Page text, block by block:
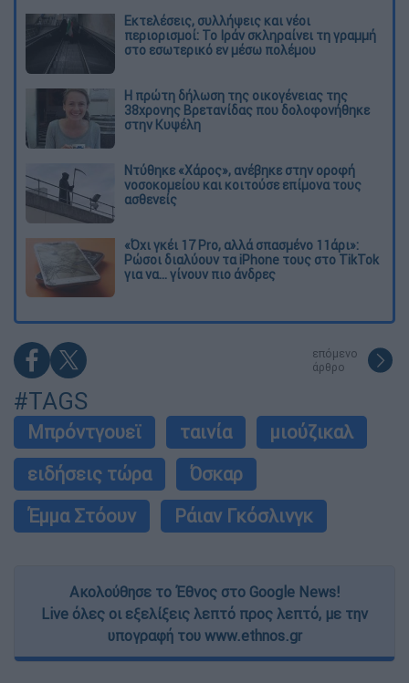
Εκτελέσεις, συλλήψεις και νέοι
περιορισμοί: Το Ιράν σκληραίνει τη γραμμή
στο εσωτερικό εν μέσω πολέμου
Η πρώτη δήλωση της οικογένειας της
38χρονης Βρετανίδας που δολοφονήθηκε
στην Κυψέλη
Ντύθηκε «Χάρος», ανέβηκε στην οροφή
νοσοκομείου και κοιτούσε επίμονα τους
ασθενείς
«Όχι γκέι 17 Pro, αλλά σπασμένο 11άρι»:
Ρώσοι διαλύουν τα iPhone τους στο TikTok
για να... γίνουν πιο άνδρες
επόμενο
άρθρο
#TAGS
Μπρόντγουεϊ ταινία
μιούζικαλ
ειδήσεις τώρα
Όσκαρ
Έμμα Στόουν
Ράιαν Γκόσλινγκ
Ακολούθησε το Έθνος στο Google News!
Live όλες οι εξελίξεις λεπτό προς λεπτό, με την
υπογραφή του www.ethnos.gr